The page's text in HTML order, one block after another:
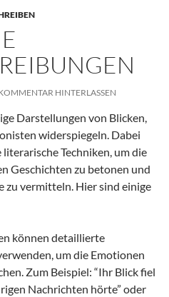
HINTERLASSEN
Darstellungen von Blicken,
widerspiegeln. Dabei
Techniken, um die
Geschichten zu betonen und
zu vermitteln. Hier sind einige
können detaillierte
um die Emotionen
Zum Beispiel: “Ihr Blick fiel
Nachrichten hörte” oder